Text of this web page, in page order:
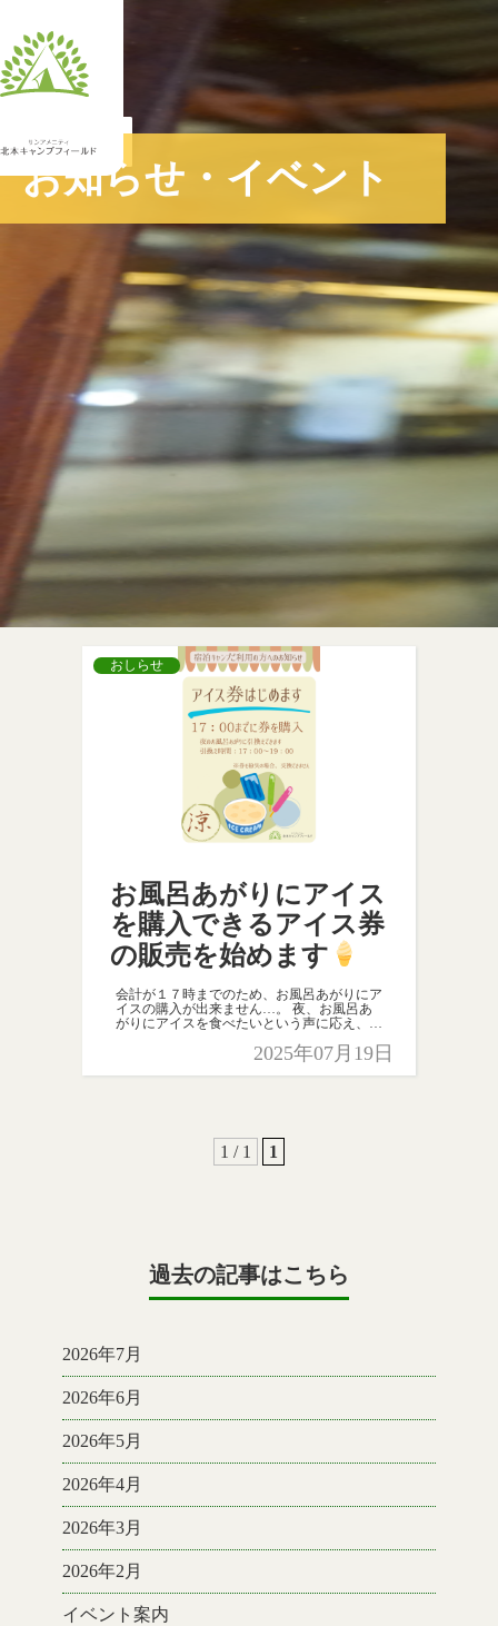
JA
お知らせ・イベント
おしらせ
お風呂あがりにアイス
を購入できるアイス券
の販売を始めます
会計が１７時までのため、お風呂あがりにア
イスの購入が出来ません…。 夜、お風呂あ
がりにアイスを食べたいという声に応え、ア
ださい。 アイス券引換え時間 当日の
2025年07月19日
1 / 1 1
過去の記事はこちら
2026年7月
2026年6月
2026年5月
2026年4月
2026年3月
2026年2月
イベント案内